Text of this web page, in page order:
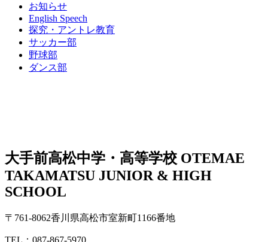
お知らせ
English Speech
探究・アントレ教育
サッカー部
野球部
ダンス部
大手前高松中学・高等学校 OTEMAE
TAKAMATSU JUNIOR & HIGH
SCHOOL
〒761-8062香川県高松市室新町1166番地